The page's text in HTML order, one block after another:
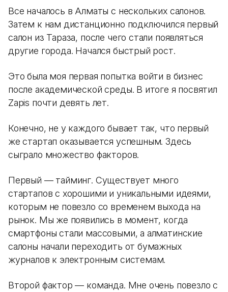
Все началось в Алматы с нескольких салонов.
Затем к нам дистанционно подключился первый
салон из Тараза, после чего стали появляться
другие города. Начался быстрый рост.
Это была моя первая попытка войти в бизнес
после академической среды. В итоге я посвятил
Zapis почти девять лет.
Конечно, не у каждого бывает так, что первый
же стартап оказывается успешным. Здесь
сыграло множество факторов.
Первый — тайминг. Существует много
стартапов с хорошими и уникальными идеями,
которым не повезло со временем выхода на
рынок. Мы же появились в момент, когда
смартфоны стали массовыми, а алматинские
салоны начали переходить от бумажных
журналов к электронным системам.
Второй фактор — команда. Мне очень повезло с